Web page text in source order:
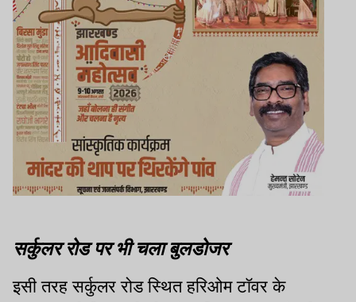
सर्कुलर रोड पर भी चला बुलडोजर
इसी तरह सर्कुलर रोड स्थित हरिओम टॉवर के